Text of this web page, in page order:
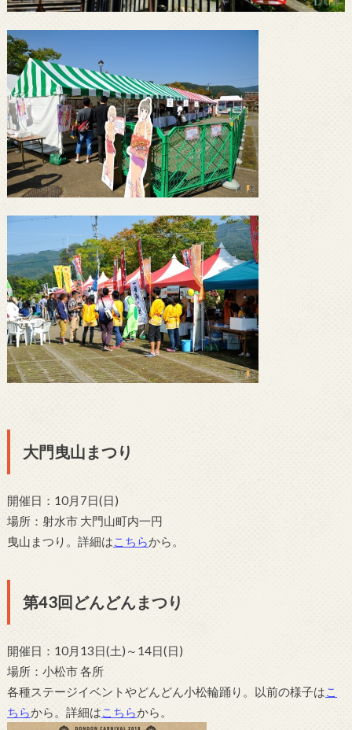
大門曳山まつり
開催日：10月7日(日)
場所：射水市 大門山町内一円
曳山まつり。詳細はこちらから。
第43回どんどんまつり
開催日：10月13日(土)～14日(日)
場所：小松市 各所
各種ステージイベントやどんどん小松輪踊り。以前の様子はこ
ちらから。詳細はこちらから。